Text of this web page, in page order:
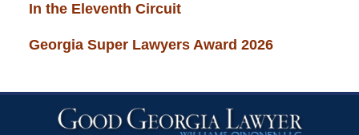
In the Eleventh Circuit
Georgia Super Lawyers Award 2026
Contact
Information